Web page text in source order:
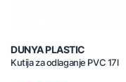
DUNYA PLASTIC
Kutija za odlaganje PVC 17l